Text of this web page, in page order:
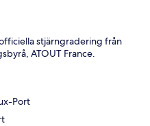
stjärngradering från
ATOUT France.
Port